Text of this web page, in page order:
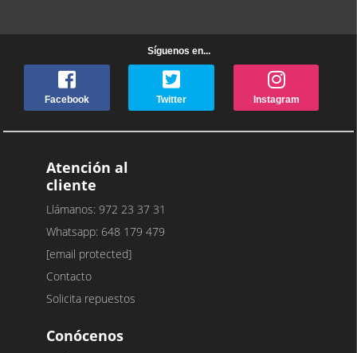
Síguenos en...
Facebook Twitter Instagram
Atención al
cliente
Llámanos: 972 23 37 31
Whatsapp: 648 179 479
[email protected]
Contacto
Solicita repuestos
Conócenos